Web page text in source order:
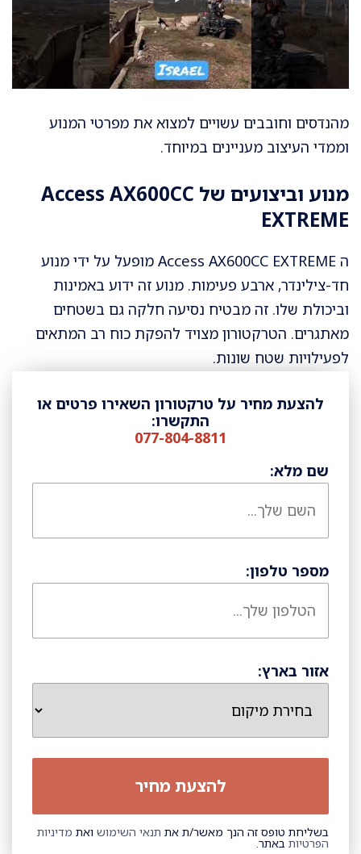
מהנדסים וחובבים עשויים למצוא את מפרטי המנוע
וממדי העיצוב מעניינים במיוחד.
מנוע וביצועים של Access AX600CC
EXTREME
ה Access AX600CC EXTREME מופעל על ידי מנוע
חד-צילינדר, ארבע פעימות. מנוע זה ידוע באמינות
וביכולת שלו. זה מבטיח נסיעה חלקה גם בשטחים
מאתגרים. הטרקטורון מצויד להפקת כוח רב המתאים
לפעילויות שטח שונות.
להצעת מחיר על טרקטורון השאירו פרטים או
התקשרו:
077-804-8811
שם מלא:
מספר טלפון:
אזור בארץ:
בשליחת טופס זה הנך מאשר/ת את תנאי השימוש ואת מדיניות
הפרטיות באתר.